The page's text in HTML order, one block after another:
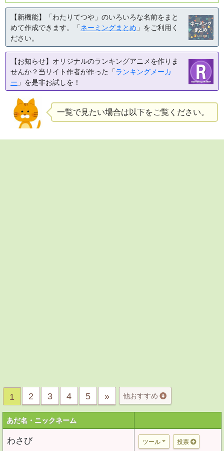
【新機能】「わたりてつや」のいろいろな名前をまと
めて作成できます。「ネーミングまとめ 」をご利用く
ださい。
【お知らせ】オリジナルのランキングアニメを作りま
せんか？当サイト作者が作った「ランキングメーカ
ー 」を是非お試しを！
一覧で見たい場合は以下をご覧ください。
1 2 3 4 5 » 他おすすめ
あだ名・ニックネーム
わさび ツール 投票